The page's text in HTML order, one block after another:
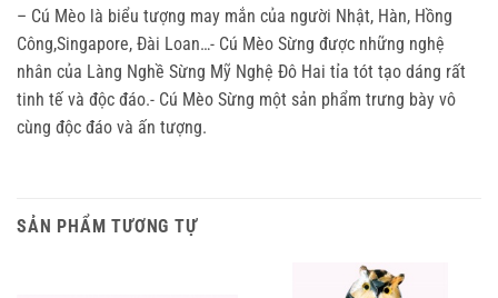
– Cú Mèo là biểu tượng may mắn của người Nhật, Hàn, Hồng
Công,Singapore, Đài Loan…- Cú Mèo Sừng được những nghệ
nhân của Làng Nghề Sừng Mỹ Nghệ Đô Hai tỉa tót tạo dáng rất
tinh tế và độc đáo.- Cú Mèo Sừng một sản phẩm trưng bày vô
cùng độc đáo và ấn tượng.
SẢN PHẨM TƯƠNG TỰ